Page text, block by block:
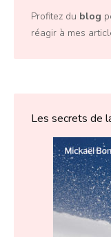
Profitez du blog
réagir à mes
Les secrets de